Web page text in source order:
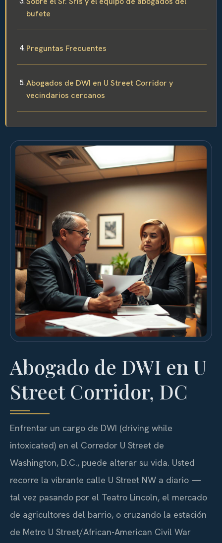
bufete
Preguntas Frecuentes
Abogados de DWI en U Street Corridor y
vecindarios cercanos
Abogado de DWI en U
Street Corridor, DC
Enfrentar un cargo de DWI (driving while
intoxicated) en el Corredor U Street de
Washington, D.C., puede alterar su vida. Usted
recorre la vibrante calle U Street NW a diario —
tal vez pasando por el Teatro Lincoln, el mercado
de agricultores del barrio, o cruzando la estación
de Metro U Street/African-American Civil War